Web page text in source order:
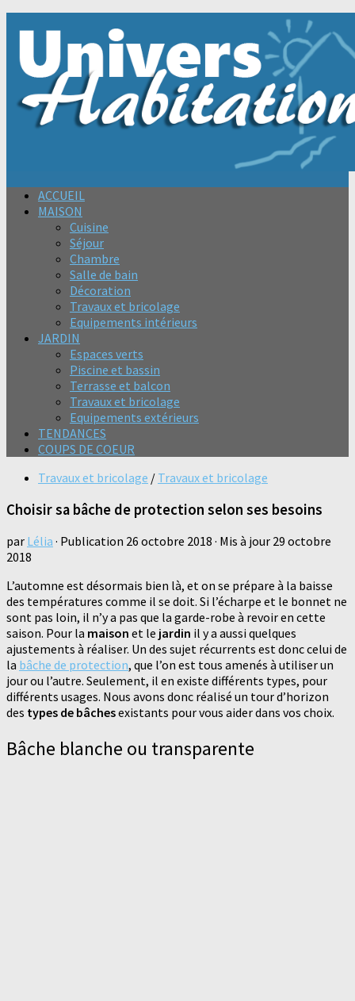
ACCUEIL
MAISON
Cuisine
Séjour
Chambre
Salle de bain
Décoration
Travaux et bricolage
Equipements intérieurs
JARDIN
Espaces verts
Piscine et bassin
Terrasse et balcon
Travaux et bricolage
Equipements extérieurs
TENDANCES
COUPS DE COEUR
Travaux et bricolage / Travaux et bricolage
Choisir sa bâche de protection selon ses besoins
par Lélia · Publication 26 octobre 2018 · Mis à jour 29 octobre
2018
L’automne est désormais bien là, et on se prépare à la baisse
des températures comme il se doit. Si l’écharpe et le bonnet ne
sont pas loin, il n’y a pas que la garde-robe à revoir en cette
saison. Pour la maison et le jardin il y a aussi quelques
ajustements à réaliser. Un des sujet récurrents est donc celui de
la bâche de protection, que l’on est tous amenés à utiliser un
jour ou l’autre. Seulement, il en existe différents types, pour
différents usages. Nous avons donc réalisé un tour d’horizon
des types de bâchesexistants pour vous aider dans vos choix.
Bâche blanche ou transparente